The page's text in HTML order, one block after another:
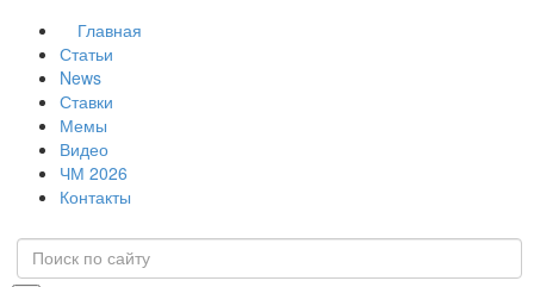
Главная
Статьи
News
Ставки
Мемы
Видео
ЧМ 2026
Контакты